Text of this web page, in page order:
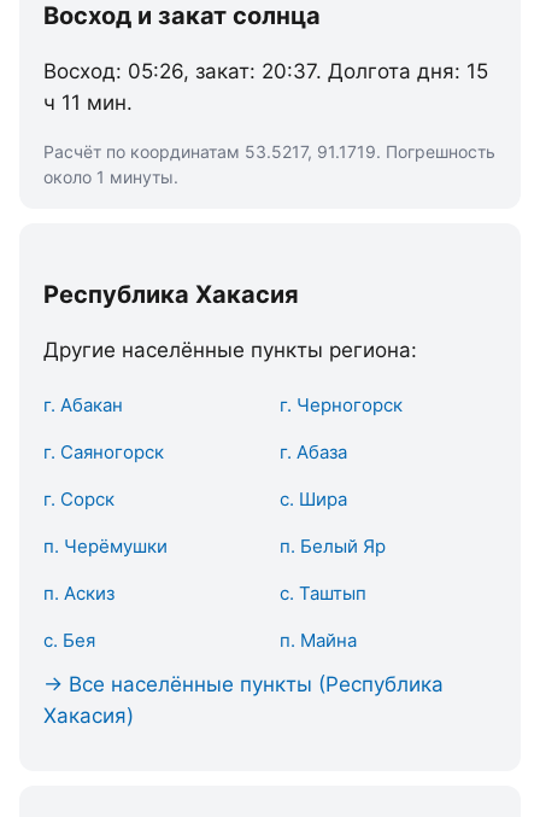
Восход и закат солнца
Восход: 05:26, закат: 20:37. Долгота дня: 15
ч 11 мин.
Расчёт по координатам 53.5217, 91.1719. Погрешность
около 1 минуты.
Республика Хакасия
Другие населённые пункты региона:
г. Абакан г. Черногорск
г. Саяногорск г. Абаза
г. Сорск с. Шира
п. Черёмушки п. Белый Яр
п. Аскиз с. Таштып
с. Бея п. Майна
→ Все населённые пункты (Республика
Хакасия)